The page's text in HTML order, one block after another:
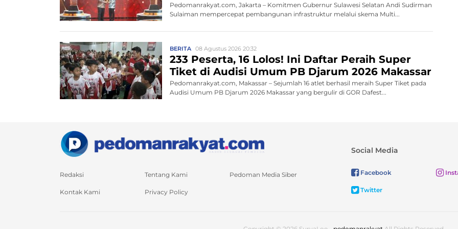
Pedomanrakyat.com, Jakarta – Komitmen Gubernur Sulawesi Selatan Andi Sudirman
Sulaiman mempercepat pembangunan infrastruktur melalui skema Multi...
BERITA 08 Agustus 2026 20:32
233 Peserta, 16 Lolos! Ini Daftar Peraih Super
Tiket di Audisi Umum PB Djarum 2026 Makassar
Pedomanrakyat.com, Makassar – Sejumlah 16 atlet berhasil meraih Super Tiket pada
Audisi Umum PB Djarum 2026 Makassar yang bergulir di GOR Dafest...
Redaksi Tentang Kami Pedoman Media Siber
Kontak Kami Privacy Policy
Social Media
Facebook
Twitter